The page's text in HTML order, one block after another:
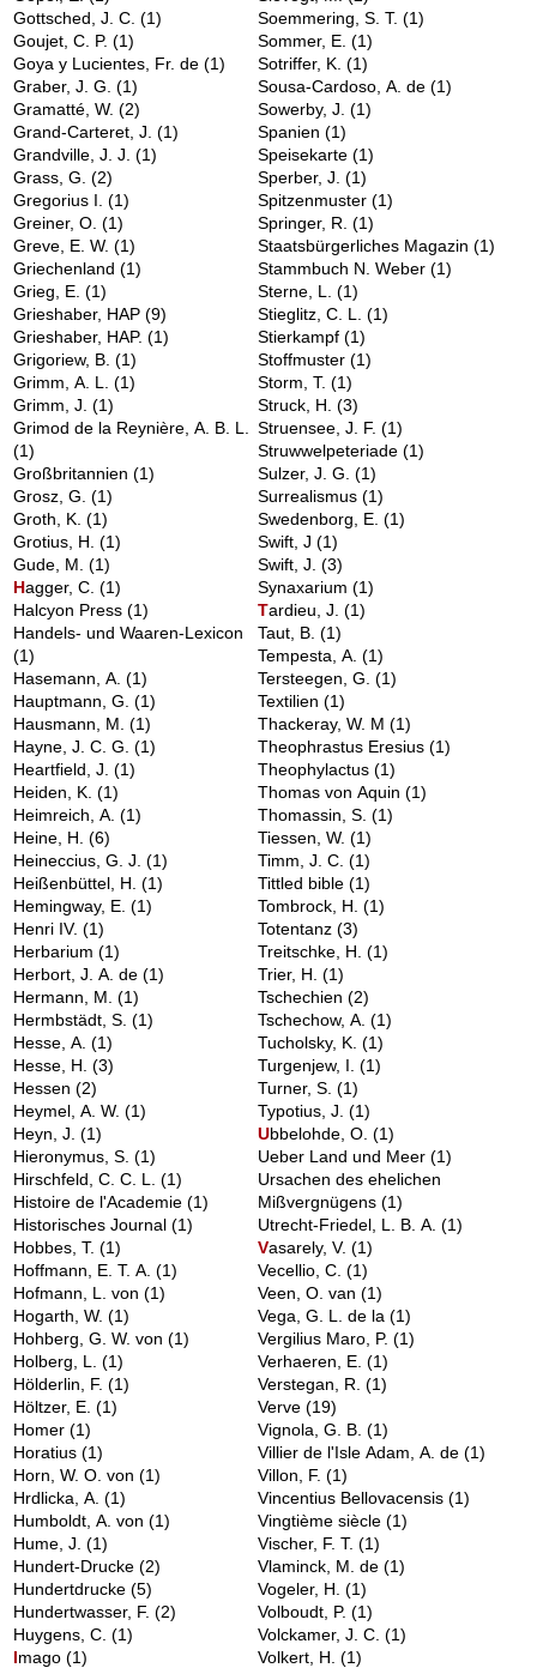
Gottsched, J. C.(1)
Goujet, C. P.(1)
Goya y Lucientes, Fr. de(1)
Graber, J. G.(1)
Gramatté, W.(2)
Grand-Carteret, J.(1)
Grandville, J. J.(1)
Grass, G.(2)
Gregorius I.(1)
Greiner, O.(1)
Greve, E. W.(1)
Griechenland(1)
Grieg, E.(1)
Grieshaber, HAP(9)
Grieshaber, HAP.(1)
Grigoriew, B.(1)
Grimm, A. L.(1)
Grimm, J.(1)
Grimod de la Reynière, A. B. L.
(1)
Großbritannien(1)
Grosz, G.(1)
Groth, K.(1)
Grotius, H.(1)
Gude, M.(1)
Hagger, C.(1)
Halcyon Press(1)
Handels- und Waaren-Lexicon
(1)
Hasemann, A.(1)
Hauptmann, G.(1)
Hausmann, M.(1)
Hayne, J. C. G.(1)
Heartfield, J.(1)
Heiden, K.(1)
Heimreich, A.(1)
Heine, H.(6)
Heineccius, G. J.(1)
Heißenbüttel, H.(1)
Hemingway, E.(1)
Henri IV.(1)
Herbarium(1)
Herbort, J. A. de(1)
Hermann, M.(1)
Hermbstädt, S.(1)
Hesse, A.(1)
Hesse, H.(3)
Hessen(2)
Heymel, A. W.(1)
Heyn, J.(1)
Hieronymus, S.(1)
Hirschfeld, C. C. L.(1)
Histoire de l'Academie(1)
Historisches Journal(1)
Hobbes, T.(1)
Hoffmann, E. T. A.(1)
Hofmann, L. von(1)
Hogarth, W.(1)
Hohberg, G. W. von(1)
Holberg, L.(1)
Hölderlin, F.(1)
Höltzer, E.(1)
Homer(1)
Horatius(1)
Horn, W. O. von(1)
Hrdlicka, A.(1)
Humboldt, A. von(1)
Hume, J.(1)
Hundert-Drucke(2)
Hundertdrucke(5)
Hundertwasser, F.(2)
Huygens, C.(1)
Imago(1)
Soemmering, S. T.(1)
Sommer, E.(1)
Sotriffer, K.(1)
Sousa-Cardoso, A. de(1)
Sowerby, J.(1)
Spanien(1)
Speisekarte(1)
Sperber, J.(1)
Spitzenmuster(1)
Springer, R.(1)
Staatsbürgerliches Magazin(1)
Stammbuch N. Weber(1)
Sterne, L.(1)
Stieglitz, C. L.(1)
Stierkampf(1)
Stoffmuster(1)
Storm, T.(1)
Struck, H.(3)
Struensee, J. F.(1)
Struwwelpeteriade(1)
Sulzer, J. G.(1)
Surrealismus(1)
Swedenborg, E.(1)
Swift, J(1)
Swift, J.(3)
Synaxarium(1)
Tardieu, J.(1)
Taut, B.(1)
Tempesta, A.(1)
Tersteegen, G.(1)
Textilien(1)
Thackeray, W. M(1)
Theophrastus Eresius(1)
Theophylactus(1)
Thomas von Aquin(1)
Thomassin, S.(1)
Tiessen, W.(1)
Timm, J. C.(1)
Tittled bible(1)
Tombrock, H.(1)
Totentanz(3)
Treitschke, H.(1)
Trier, H.(1)
Tschechien(2)
Tschechow, A.(1)
Tucholsky, K.(1)
Turgenjew, I.(1)
Turner, S.(1)
Typotius, J.(1)
Ubbelohde, O.(1)
Ueber Land und Meer(1)
Ursachen des ehelichen
Mißvergnügens(1)
Utrecht-Friedel, L. B. A.(1)
Vasarely, V.(1)
Vecellio, C.(1)
Veen, O. van(1)
Vega, G. L. de la(1)
Vergilius Maro, P.(1)
Verhaeren, E.(1)
Verstegan, R.(1)
Verve(19)
Vignola, G. B.(1)
Villier de l'Isle Adam, A. de(1)
Villon, F.(1)
Vincentius Bellovacensis(1)
Vingtième siècle(1)
Vischer, F. T.(1)
Vlaminck, M. de(1)
Vogeler, H.(1)
Volboudt, P.(1)
Volckamer, J. C.(1)
Volkert, H.(1)